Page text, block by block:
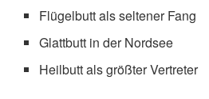
Flügelbutt als seltener Fang
Glattbutt in der Nordsee
Heilbutt als größter Vertreter